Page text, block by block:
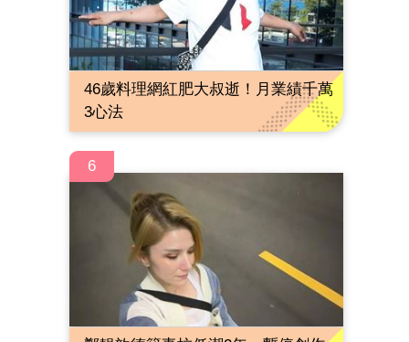
46歲料理網紅肥大叔逝！月業績千萬
3心法
6